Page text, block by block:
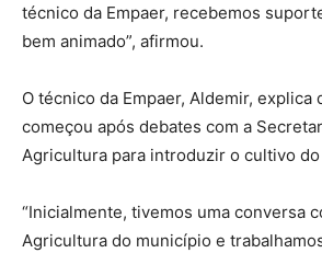
técnico da Empaer, recebemos
bem animado”, afirmou.
O técnico da Empaer, Aldemir, explica
começou após debates com a
Agricultura para introduzir o cultivo
“Inicialmente, tivemos uma conversa
Agricultura do município e